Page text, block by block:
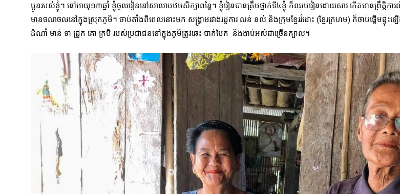
ប្អូនរបស់ខ្ញុំ។ នៅអាយុ១៣ឆ្នាំ ខ្ញុំចូលរៀននៅសាលាបឋមសិក្សាពន្លៃ។ ខ្ញុំរៀនបានត្រឹមថ្នាក់ទី៤ខ្ញុំ ក៏ឈប់រៀនដោយសារ កើតមានព្រឹត្តិកា
មានចលាចលនៅក្នុងស្រុកភូមិ។ ចាប់តាំងពីពេលនោះមក សង្គ្រាមរវាងរដ្ឋការ លន់ នល់ និងក្រុមខ្មែររំដោះ (ខ្មែរក្រហម) ក៏ចាប់ផ្តើមផ្ទុ
ដំណាំ មាន់ ទា ជ្រូក គោ ក្របី របស់ប្រជាជននៅក្នុងភូមិត្រូវឆេះ បាក់បែក និងងាប់អស់ជាច្រើនក្បាល។